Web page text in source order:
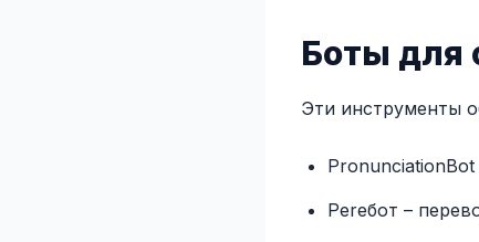
Боты для
Эти инструменты
Perебот –